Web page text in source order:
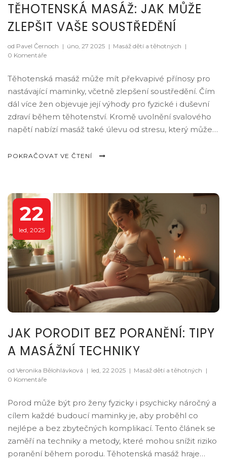
TĚHOTENSKÁ MASÁŽ: JAK MŮŽE
ZLEPŠIT VAŠE SOUSTŘEDĚNÍ
od Pavel Černoch | úno, 27 2025 | Masáž dětí a těhotných |
0 Komentáře
Těhotenská masáž může mít překvapivé přínosy pro
nastávající maminky, včetně zlepšení soustředění. Čím
dál více žen objevuje její výhody pro fyzické i duševní
zdraví během těhotenství. Kromě uvolnění svalového
napětí nabízí masáž také úlevu od stresu, který může
úlevu pro tělo, ale také vytváří prostor pro mentální
POKRAČOVAT VE ČTENÍ
22
led, 2025
JAK PORODIT BEZ PORANĚNÍ: TIPY
A MASÁŽNÍ TECHNIKY
od Veronika Bělohlávková | led, 22 2025 | Masáž dětí a těhotných |
0 Komentáře
Porod může být pro ženy fyzicky i psychicky náročný a
cílem každé budoucí maminky je, aby proběhl co
nejlépe a bez zbytečných komplikací. Tento článek se
zaměří na techniky a metody, které mohou snížit riziko
poranění během porodu. Těhotenská masáž hraje